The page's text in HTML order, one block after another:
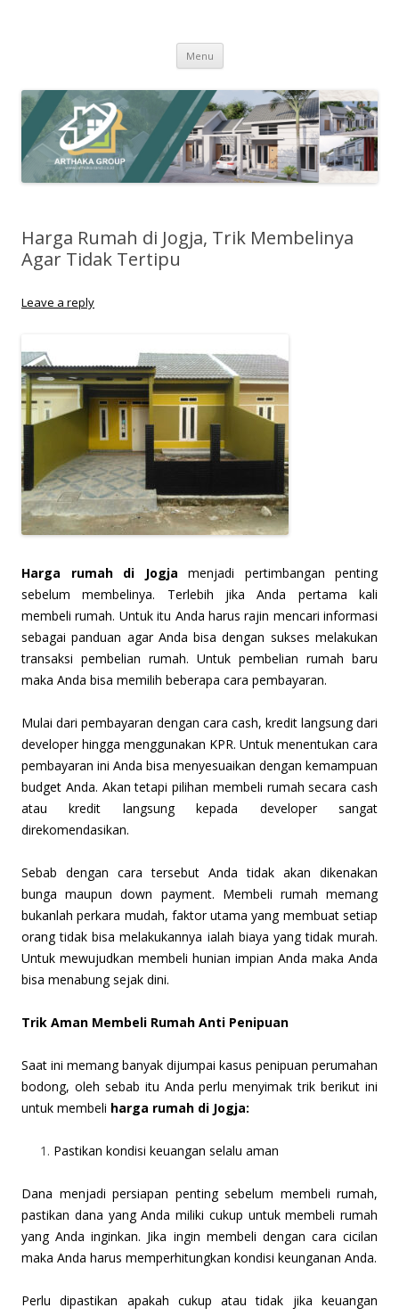
Menu Skip
content
Harga Rumah di Jogja, Trik Membelinya
Agar Tidak Tertipu
Leave a reply
Harga rumah di Jogja menjadi pertimbangan penting
sebelum membelinya. Terlebih jika Anda pertama kali
membeli rumah. Untuk itu Anda harus rajin mencari informasi
sebagai panduan agar Anda bisa dengan sukses melakukan
transaksi pembelian rumah. Untuk pembelian rumah baru
maka Anda bisa memilih beberapa cara pembayaran.
Mulai dari pembayaran dengan cara cash, kredit langsung dari
developer hingga menggunakan KPR. Untuk menentukan cara
pembayaran ini Anda bisa menyesuaikan dengan kemampuan
budget Anda. Akan tetapi pilihan membeli rumah secara cash
atau kredit langsung kepada developer sangat
direkomendasikan.
Sebab dengan cara tersebut Anda tidak akan dikenakan
bunga maupun down payment. Membeli rumah memang
bukanlah perkara mudah, faktor utama yang membuat setiap
orang tidak bisa melakukannya ialah biaya yang tidak murah.
Untuk mewujudkan membeli hunian impian Anda maka Anda
bisa menabung sejak dini.
Trik Aman Membeli Rumah Anti Penipuan
Saat ini memang banyak dijumpai kasus penipuan perumahan
bodong, oleh sebab itu Anda perlu menyimak trik berikut ini
untuk membeli harga rumah di Jogja:
Pastikan kondisi keuangan selalu aman
Dana menjadi persiapan penting sebelum membeli rumah,
pastikan dana yang Anda miliki cukup untuk membeli rumah
yang Anda inginkan. Jika ingin membeli dengan cara cicilan
maka Anda harus memperhitungkan kondisi keunganan Anda.
Perlu dipastikan apakah cukup atau tidak jika keuangan